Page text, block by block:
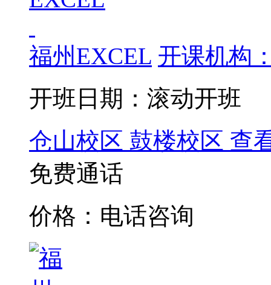
福州EXCEL 开课机构
开班日期：滚动开班
仓山校区 鼓楼校区 查
免费通话
价格：电话咨询